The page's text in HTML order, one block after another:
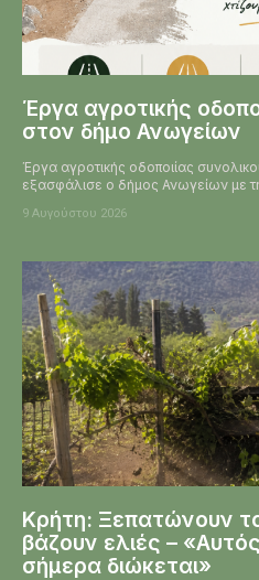
Έργα αγροτικής
στον δήμο Ανωγείων
Έργα αγροτικής οδοποιίας
εξασφάλισε ο δήμος Ανωγείων με
9 Αυγούστου 2026
Κρήτη: Ξεπατώνουν
βάζουν ελιές –
σήμερα διώκεται»